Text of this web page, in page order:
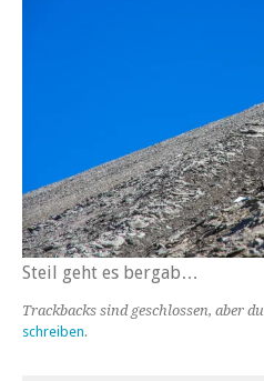
Steil geht es bergab…
Trackbacks sind geschlossen, aber
schreiben.